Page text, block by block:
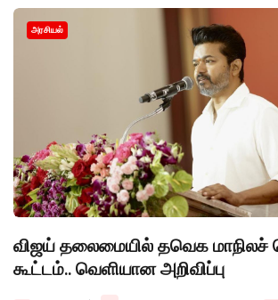
அரசியல்
விஜய் தலைமையில் தவெக மாநிலச்
கூட்டம்.. வெளியான அறிவிப்பு